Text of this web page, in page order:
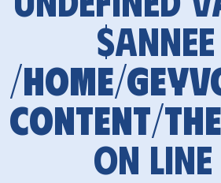
/home/
content/
on line